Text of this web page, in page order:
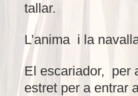
tallar.
L’anima i la
El escariador, per
estret per a entrar